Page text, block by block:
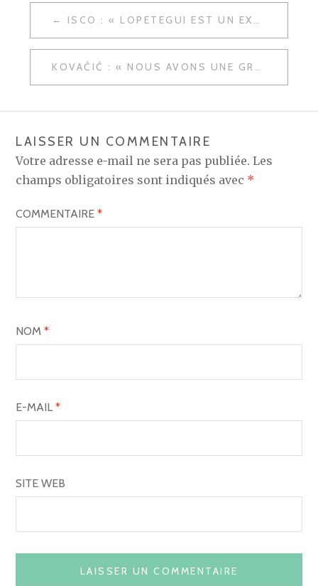
NAVIGATION
DE
L’ARTICLE
ISCO : « LOPETEGUI EST UN EXCELLENT ENTRAÎNEUR »
KOVAČIĆ : « NOUS AVONS UNE GRANDE ÉQUIPE »
LAISSER UN COMMENTAIRE
Votre adresse e-mail ne sera pas publiée. Les
champs obligatoires sont indiqués avec *
COMMENTAIRE*
NOM*
E-MAIL*
SITE WEB